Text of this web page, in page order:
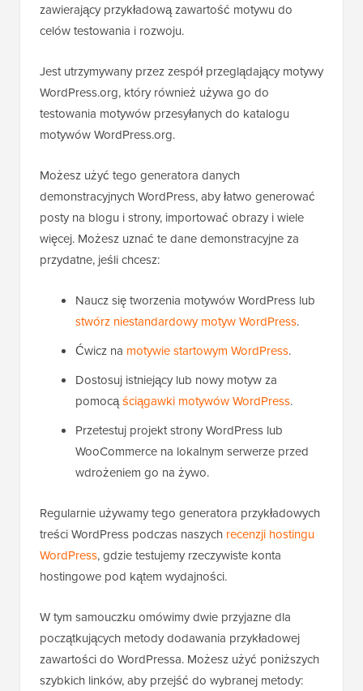
zawierający przykładową zawartość motywu do
celów testowania i rozwoju.
Jest utrzymywany przez zespół przeglądający motywy
WordPress.org, który również używa go do
testowania motywów przesyłanych do katalogu
motywów WordPress.org.
Możesz użyć tego generatora danych
demonstracyjnych WordPress, aby łatwo generować
posty na blogu i strony, importować obrazy i wiele
więcej. Możesz uznać te dane demonstracyjne za
przydatne, jeśli chcesz:
Naucz się tworzenia motywów WordPress lub
stwórz niestandardowy motyw WordPress.
Ćwicz na motywie startowym WordPress.
Dostosuj istniejący lub nowy motyw za
pomocąściągawki motywów WordPress.
Przetestuj projekt strony WordPress lub
WooCommerce na lokalnym serwerze przed
wdrożeniem go na żywo.
Regularnie używamy tego generatora przykładowych
treści WordPress podczas naszych recenzji hostingu
WordPress, gdzie testujemy rzeczywiste konta
hostingowe pod kątem wydajności.
W tym samouczku omówimy dwie przyjazne dla
początkujących metody dodawania przykładowej
zawartości do WordPressa. Możesz użyć poniższych
szybkich linków, aby przejść do wybranej metody: